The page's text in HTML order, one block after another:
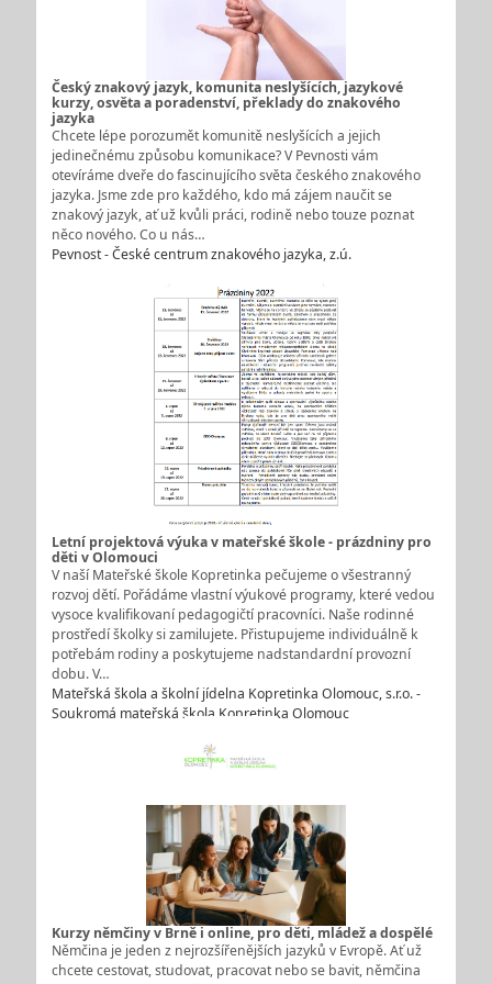
Český znakový jazyk, komunita neslyšících, jazykové
kurzy, osvěta a poradenství, překlady do znakového
jazyka
Chcete lépe porozumět komunitě neslyšících a jejich
jedinečnému způsobu komunikace? V Pevnosti vám
otevíráme dveře do fascinujícího světa českého znakového
jazyka. Jsme zde pro každého, kdo má zájem naučit se
znakový jazyk, ať už kvůli práci, rodině nebo touze poznat
něco nového. Co u nás…
Pevnost - České centrum znakového jazyka, z.ú.
Letní projektová výuka v mateřské škole - prázdniny pro
děti v Olomouci
V naší Mateřské škole Kopretinka pečujeme o všestranný
rozvoj dětí. Pořádáme vlastní výukové programy, které vedou
vysoce kvalifikovaní pedagogičtí pracovníci. Naše rodinné
prostředí školky si zamilujete. Přistupujeme individuálně k
potřebám rodiny a poskytujeme nadstandardní provozní
dobu. V…
Mateřská škola a školní jídelna Kopretinka Olomouc, s.r.o. -
Soukromá mateřská škola Kopretinka Olomouc
Kurzy němčiny v Brně i online, pro děti, mládež a dospělé
Němčina je jeden z nejrozšířenějších jazyků v Evropě. Ať už
chcete cestovat, studovat, pracovat nebo se bavit, němčina